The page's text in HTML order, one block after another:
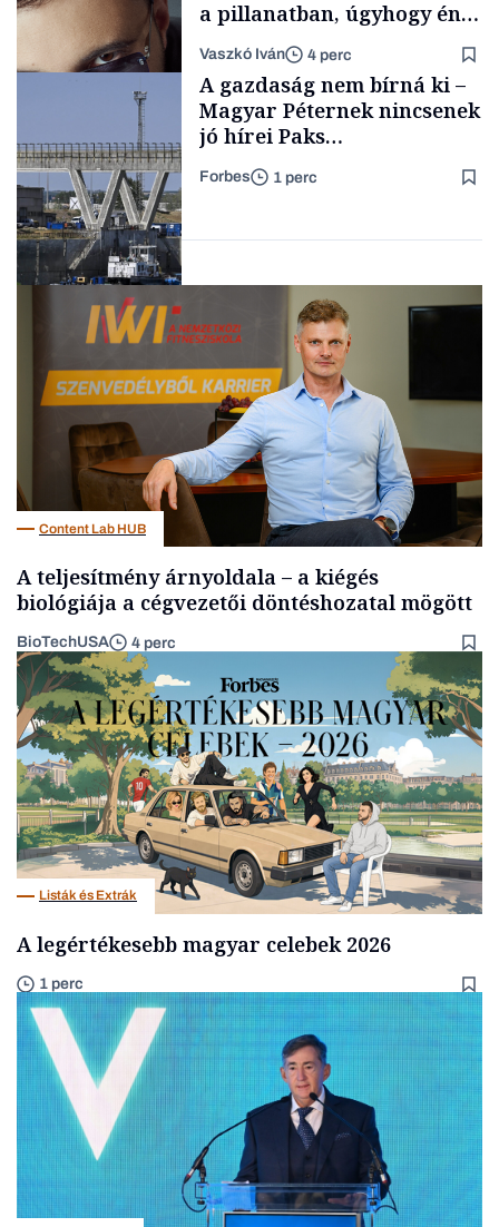
TÁMOGATÓI
Forbes-sztori
a pillanatban, úgyhogy én
a legsarkosabb
gondolataimat akartam
kimondani
Vaszkó Iván 4 perc
A gazdaság nem bírná ki –
Magyar Péternek nincsenek
jó hírei Paks
újraindításáról
Forbes 1 perc
Content Lab HUB
A teljesítmény árnyoldala – a kiégés
biológiája a cégvezetői döntéshozatal mögött
BioTechUSA 4 perc
Listák és Extrák
A legértékesebb magyar celebek 2026
1 perc